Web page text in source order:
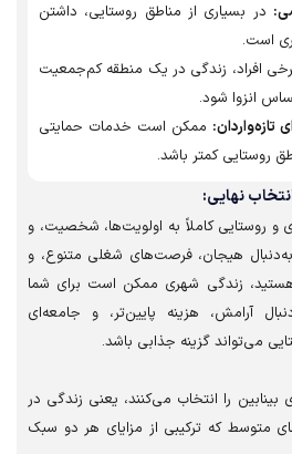
از مناطق روستایی، داشتن
زندگی در یک منطقه کم‌جمعیت
شود.
ممکن است خدمات حمایتی
کمتر باشد.
کاملاً به اولویت‌ها، شخصیت، و
فرصت‌های شغلی متنوع، و
شهری ممکن است برای شما
هزینه پایین‌تر، و جامعه‌ای
گزینه جذابی باشد.
را انتخاب می‌کنند، یعنی زندگی در
ترکیبی از مزایای هر دو سبک